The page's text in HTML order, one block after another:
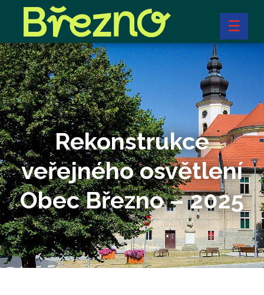
☰
Rekonstrukce
veřejného osvětlení
Obec Březno – 2025